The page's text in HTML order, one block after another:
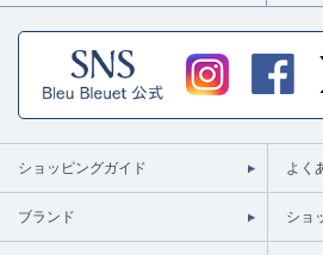
ショッピングガイド よく
ブランド ショ